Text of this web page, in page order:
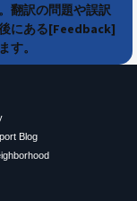
翻訳の問題や誤訳
にある[Feedback]
す。
Blog